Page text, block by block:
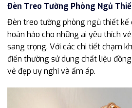
Đèn Treo Tường Phòng Ngủ
Đèn treo tường phòng ngủ thiết kế
hoàn hảo cho những ai yêu thích
sang trọng. Với các chi tiết chạm
điển thường sử dụng chất liệu
vẻ đẹp uy nghi và ấm áp.